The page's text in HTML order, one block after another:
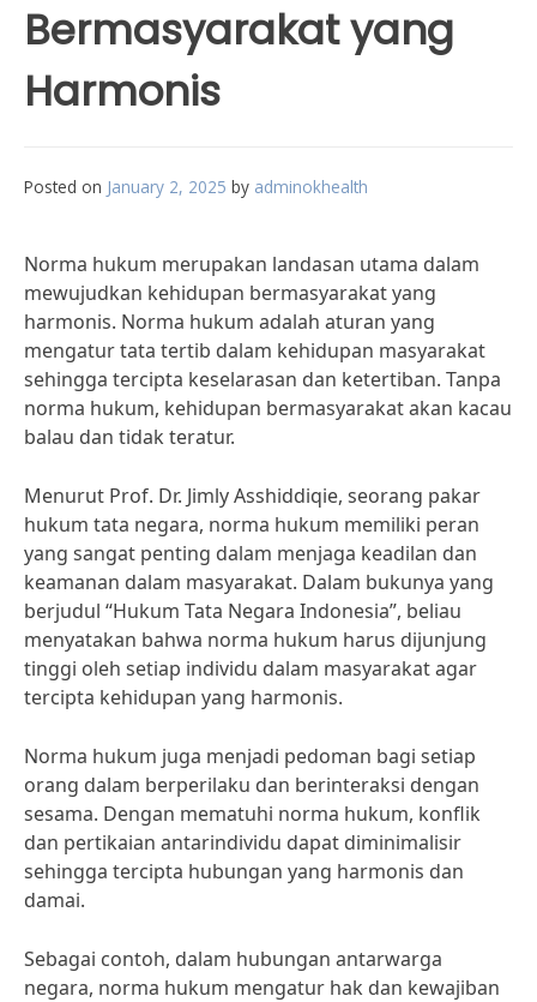
Bermasyarakat yang
Harmonis
Posted on January 2, 2025 by adminokhealth
Norma hukum merupakan landasan utama dalam
mewujudkan kehidupan bermasyarakat yang
harmonis. Norma hukum adalah aturan yang
mengatur tata tertib dalam kehidupan masyarakat
sehingga tercipta keselarasan dan ketertiban. Tanpa
norma hukum, kehidupan bermasyarakat akan kacau
balau dan tidak teratur.
Menurut Prof. Dr. Jimly Asshiddiqie, seorang pakar
hukum tata negara, norma hukum memiliki peran
yang sangat penting dalam menjaga keadilan dan
keamanan dalam masyarakat. Dalam bukunya yang
berjudul “Hukum Tata Negara Indonesia”, beliau
menyatakan bahwa norma hukum harus dijunjung
tinggi oleh setiap individu dalam masyarakat agar
tercipta kehidupan yang harmonis.
Norma hukum juga menjadi pedoman bagi setiap
orang dalam berperilaku dan berinteraksi dengan
sesama. Dengan mematuhi norma hukum, konflik
dan pertikaian antarindividu dapat diminimalisir
sehingga tercipta hubungan yang harmonis dan
damai.
Sebagai contoh, dalam hubungan antarwarga
negara, norma hukum mengatur hak dan kewajiban